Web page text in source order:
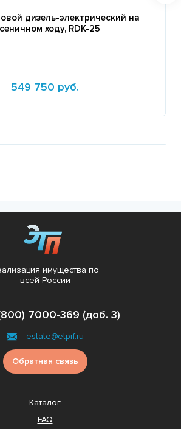
дизель-электрический на
ходу, RDK-25
549 750 руб.
имущества по
всей России
7000-369 (доб. 3)
estate@etprf.ru
Обратная связь
Каталог
FAQ